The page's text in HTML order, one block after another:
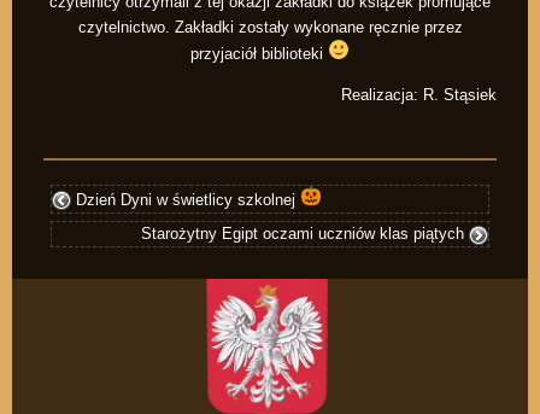
czytelnictwo. Zakładki zostały wykonane ręcznie przez
przyjaciół biblioteki
Realizacja: R. Stąsiek
Dzień Dyni w świetlicy szkolnej
Starożytny Egipt oczami uczniów klas piątych